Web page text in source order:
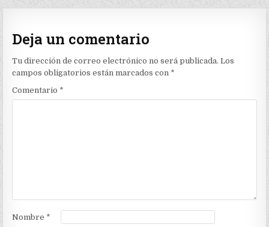
Deja un comentario
Tu dirección de correo electrónico no será publicada. Los
campos obligatorios están marcados con *
Comentario *
Nombre *